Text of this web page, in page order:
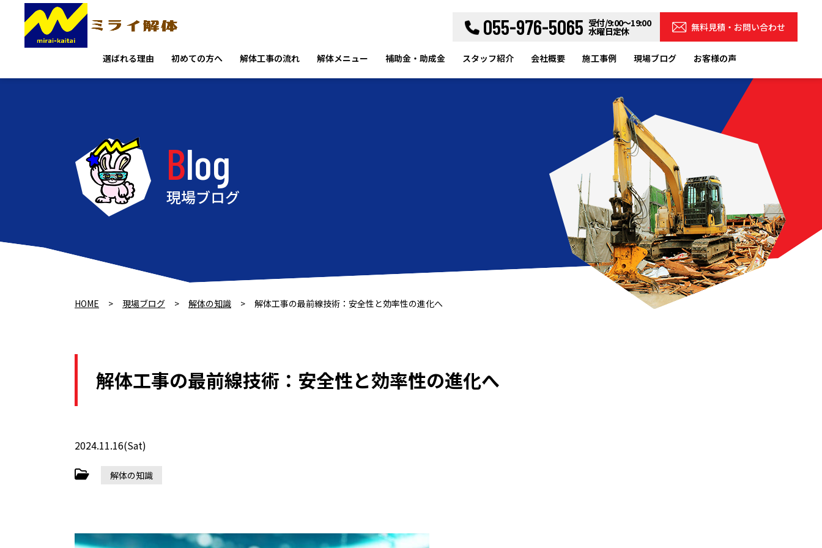
055-976-5065 受付/9:00～19:00
水曜日定休 無料見積・お問い合わせ
選ばれる理由 初めての方へ 解体工事の流れ 解体メニュー 補助金・助成金 スタッフ紹介 会社概要 施工事例 現場ブログ お客様の声
Blog
現場ブログ
HOME > 現場ブログ > 解体の知識 > 解体工事の最前線技術：安全性と効率性の進化へ
解体工事の最前線技術：安全性と効率性の進化へ
2024.11.16(Sat)
解体の知識